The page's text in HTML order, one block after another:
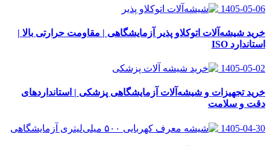
1405-05-06
خرید شیشه‌آلات اتوکلاو پذیر آزمایشگاهی | مقاومت حرارتی بالا |
استاندارد ISO
1405-05-02
خرید تجهیزات و شیشه‌آلات آزمایشگاهی پزشکی | استانداردهای
دقت و سلامت
1405-04-30